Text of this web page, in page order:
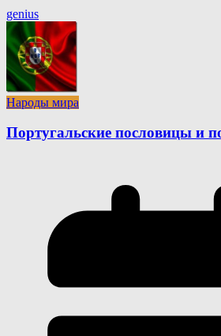
genius
Народы мира
Португальские пословицы и